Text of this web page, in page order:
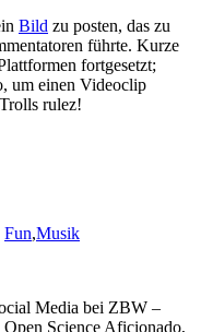
Bild zu posten, das zu
führte. Kurze
fortgesetzt;
um einen Videoclip
rulez!
Fun,Musik
Media bei ZBW –
Science Aficionado,